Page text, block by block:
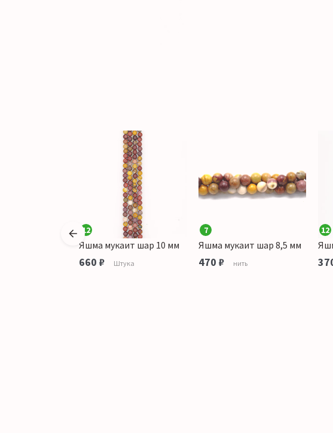
12
Яшма мукаит шар 10 мм
660 ₽ Штука
7
Яшма мукаит шар 8,5 мм
470 ₽ нить
12